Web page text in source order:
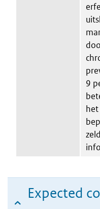
9
Expected